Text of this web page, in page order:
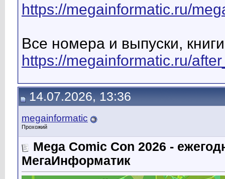
https://megainformatic.ru/
Все номера и выпуски,
https://megainformatic.ru/
14.07.2026, 13:36
megainformatic
Прохожий
Mega Comic Con 2026 -
МегаИнформатик